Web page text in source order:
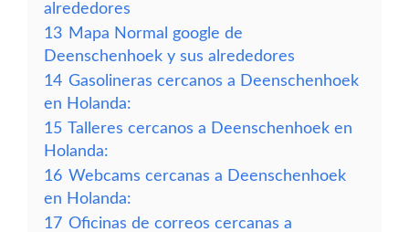
alrededores
13 Mapa Normal google de
Deenschenhoek y sus alrededores
14 Gasolineras cercanos a Deenschenhoek
en Holanda:
15 Talleres cercanos a Deenschenhoek en
Holanda:
16 Webcams cercanas a Deenschenhoek
en Holanda:
17 Oficinas de correos cercanas a